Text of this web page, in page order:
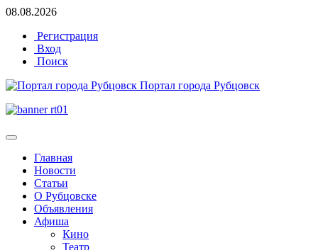
08.08.2026
Регистрация
Вход
Поиск
Портал города Рубцовск
Главная
Новости
Статьи
О Рубцовске
Объявления
Афиша
Кино
Театр